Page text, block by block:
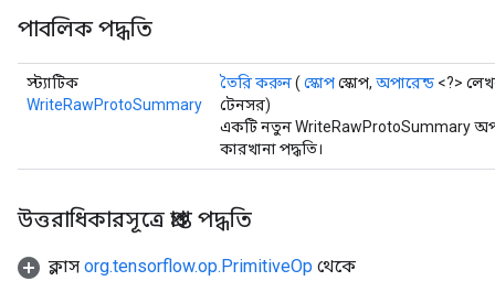
পাবলিক পদ্ধতি
স্ট্যাটিক
WriteRawProtoSummary
তৈরি করুন( স্কোপস্কোপ, অপারেন্ড <?>
টেনসর)
একটি নতুন WriteRawProtoSummary
কারখানা পদ্ধতি।
উত্তরাধিকারসূত্রে প্রাপ্ত পদ্ধতি
ক্লাস org.tensorflow.op.PrimitiveOp থেকে